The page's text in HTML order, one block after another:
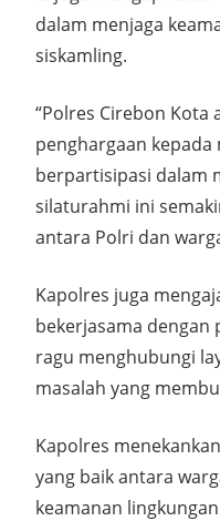
dalam menjaga
siskamling.
“Polres Cirebon Kota
penghargaan kepada
berpartisipasi dalam
silaturahmi ini
antara Polri dan
Kapolres juga
bekerjasama dengan
ragu menghubungi
masalah yang
Kapolres
yang baik antara
keamanan